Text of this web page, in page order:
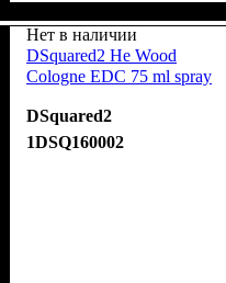
Нет в наличии
DSquared2 He Wood
Cologne EDС 75 ml spray
DSquared2
1DSQ160002